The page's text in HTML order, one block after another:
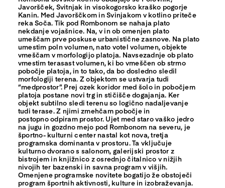
Javoršček, Svitnjak in visokogorsko kraško pogorje
Kanin. Med Javorščkom in Svinjakom v kotlino priteče
reka Soča. Tik pod Rombonom se nahaja plato
nekdanje vojašnice. Na, v in ob omenjen plato
umeščam prve poskuse urbanistične zasnove. Na plato
umestim poln volumen, nato votel volumen, objekte
vmeščam v morfologijo platoja. Navsezadnje ob plato
vmestim terasast volumen, ki bo vmeščen ob strmo
pobočje platoja, in to tako, da bo dosledno sledil
morfologiji terena. Z objektom se ustvarja tudi
“medprostor”. Prej ozek koridor med šolo in pobočjem
platoja postane novi trg in stičišče dogajanja. Ker
objekt subtilno sledi terenu so logično nadaljevanje
tudi terase. Z njimi zmehčam pobočje in
postopno odpiram prostor. Ujet med staro vaško jedro
na jugu in gozdno mejo pod Rombonom na severu, je
športno- kulturni center nastal kot nova, tretja
programska dominanta v prostoru. Ta vključuje
kulturno dvorano s salonom, galerijski prostor z
bistrojem in knjižnico z osrednjo čitalnico v nižjih
nivojih ter bazenski in savna program v višjih.
Omenjene programske novitete bogatijo že obstoječi
program športnih aktivnosti, kulture in izobraževanja.